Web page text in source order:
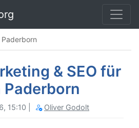
Paderborn
& SEO für
15:10 | Oliver Godolt